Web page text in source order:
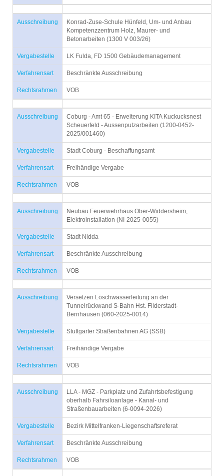
Ausschreibung
Konrad-Zuse-Schule Hünfeld, Um- und Anbau
Kompetenzzentrum Holz, Maurer- und
Betonarbeiten (1300 V 003/26)
Vergabestelle LK Fulda, FD 1500 Gebäudemanagement
Verfahrensart Beschränkte Ausschreibung
Rechtsrahmen VOB
Ausschreibung
Coburg - Amt 65 - Erweiterung KITA Kuckucksnest
Scheuerfeld - Aussenputzarbeiten (1200-0452-
2025/001460)
Vergabestelle Stadt Coburg - Beschaffungsamt
Verfahrensart Freihändige Vergabe
Rechtsrahmen VOB
Ausschreibung
Neubau Feuerwehrhaus Ober-Widdersheim,
Elektroinstallation (NI-2025-0055)
Vergabestelle Stadt Nidda
Verfahrensart Beschränkte Ausschreibung
Rechtsrahmen VOB
Ausschreibung
Versetzen Löschwasserleitung an der
Tunnelrückwand S-Bahn Hst. Filderstadt-
Bernhausen (060-2025-0014)
Vergabestelle Stuttgarter Straßenbahnen AG (SSB)
Verfahrensart Freihändige Vergabe
Rechtsrahmen VOB
Ausschreibung
LLA - MGZ - Parkplatz und Zufahrtsbefestigung
oberhalb Fahrsiloanlage - Kanal- und
Straßenbauarbeiten (6-0094-2026)
Vergabestelle Bezirk Mittelfranken-Liegenschaftsreferat
Verfahrensart Beschränkte Ausschreibung
Rechtsrahmen VOB